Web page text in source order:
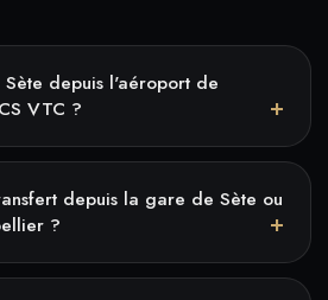
depuis l'aéroport de
VTC ?
depuis la gare de Sète ou
?